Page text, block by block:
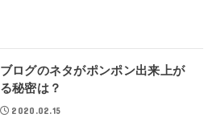
ブログのネタがポンポン出来上が
る秘密は？
2020.02.15